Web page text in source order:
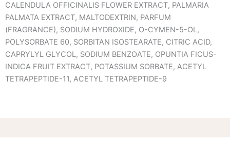
CALENDULA OFFICINALIS FLOWER EXTRACT, PALMARIA
PALMATA EXTRACT, MALTODEXTRIN, PARFUM
(FRAGRANCE), SODIUM HYDROXIDE, O-CYMEN-5-OL,
POLYSORBATE 60, SORBITAN ISOSTEARATE, CITRIC ACID,
CAPRYLYL GLYCOL, SODIUM BENZOATE, OPUNTIA FICUS-
INDICA FRUIT EXTRACT, POTASSIUM SORBATE, ACETYL
TETRAPEPTIDE-11, ACETYL TETRAPEPTIDE-9